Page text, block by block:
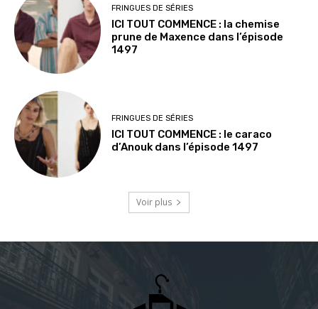
FRINGUES DE SÉRIES
ICI TOUT COMMENCE : la chemise
prune de Maxence dans l’épisode
1497
FRINGUES DE SÉRIES
ICI TOUT COMMENCE : le caraco
d’Anouk dans l’épisode 1497
Voir plus